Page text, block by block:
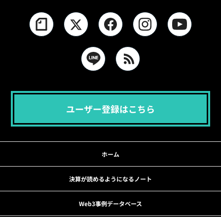
ユーザー登録はこちら
ホーム
決算が読めるようになるノート
Web3事例データベース